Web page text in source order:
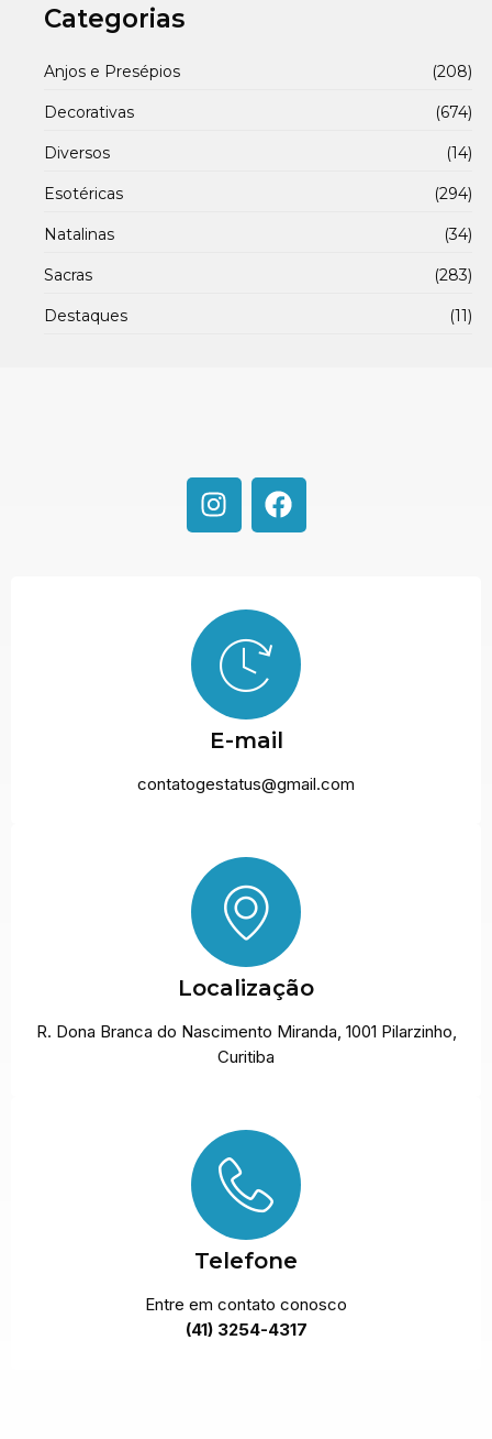
Categorias
Anjos e Presépios (208)
Decorativas (674)
Diversos (14)
Esotéricas (294)
Natalinas (34)
Sacras (283)
Destaques (11)
E-mail
contatogestatus@gmail.com
Localização
R. Dona Branca do Nascimento Miranda, 1001 Pilarzinho,
Curitiba
Telefone
Entre em contato conosco
(41) 3254-4317